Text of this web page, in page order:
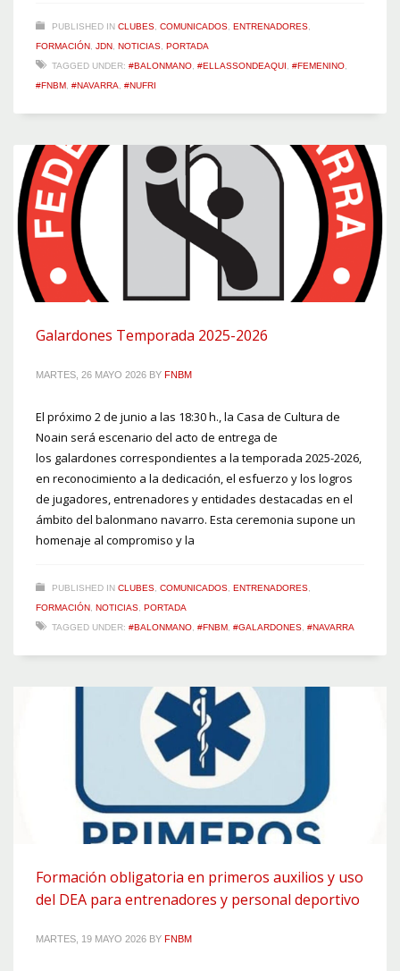
PUBLISHED IN CLUBES COMUNICADOS ENTRENADORES
FORMACIÓN JDN NOTICIAS PORTADA
TAGGED UNDER: #BALONMANO #ELLASSONDEAQUI #FEMENINO
#FNBM #NAVARRA #NUFRI
Galardones Temporada 2025-2026
MARTES, 26 MAYO 2026 BY FNBM
El próximo 2 de junio a las 18:30 h., la Casa de Cultura de
Noain será escenario del acto de entrega de
los galardones correspondientes a la temporada 2025-2026,
en reconocimiento a la dedicación, el esfuerzo y los logros
de jugadores, entrenadores y entidades destacadas en el
ámbito del balonmano navarro. Esta ceremonia supone un
homenaje al compromiso y la
PUBLISHED IN CLUBES COMUNICADOS ENTRENADORES
FORMACIÓN NOTICIAS PORTADA
TAGGED UNDER: #BALONMANO #FNBM #GALARDONES #NAVARRA
Formación obligatoria en primeros auxilios y uso
del DEA para entrenadores y personal deportivo
MARTES, 19 MAYO 2026 BY FNBM